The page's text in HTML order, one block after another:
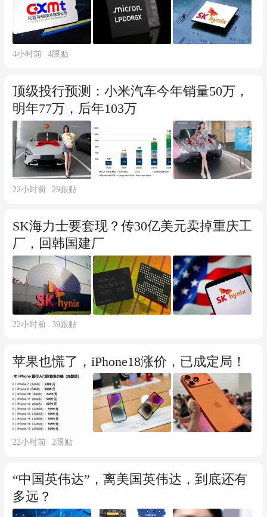
4小时前 4跟贴
顶级投行预测：小米汽车今年销量50万，
明年77万，后年103万
22小时前 29跟贴
SK海力士要套现？传30亿美元卖掉重庆工
厂，回韩国建厂
22小时前 39跟贴
苹果也慌了，iPhone18涨价，已成定局！
22小时前 2跟贴
“中国英伟达”，离美国英伟达，到底还有
多远？